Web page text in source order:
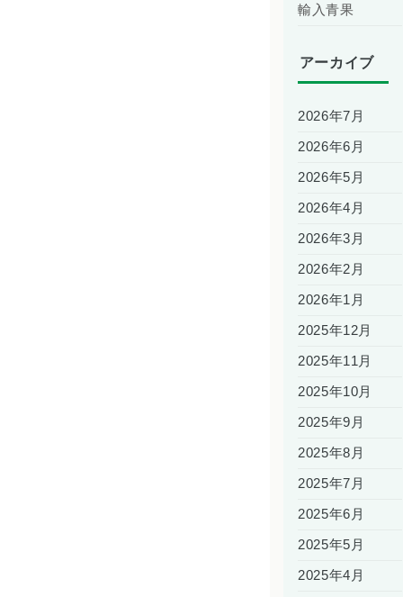
輸入青果
アーカイブ
2026年7月
2026年6月
2026年5月
2026年4月
2026年3月
2026年2月
2026年1月
2025年12月
2025年11月
2025年10月
2025年9月
2025年8月
2025年7月
2025年6月
2025年5月
2025年4月